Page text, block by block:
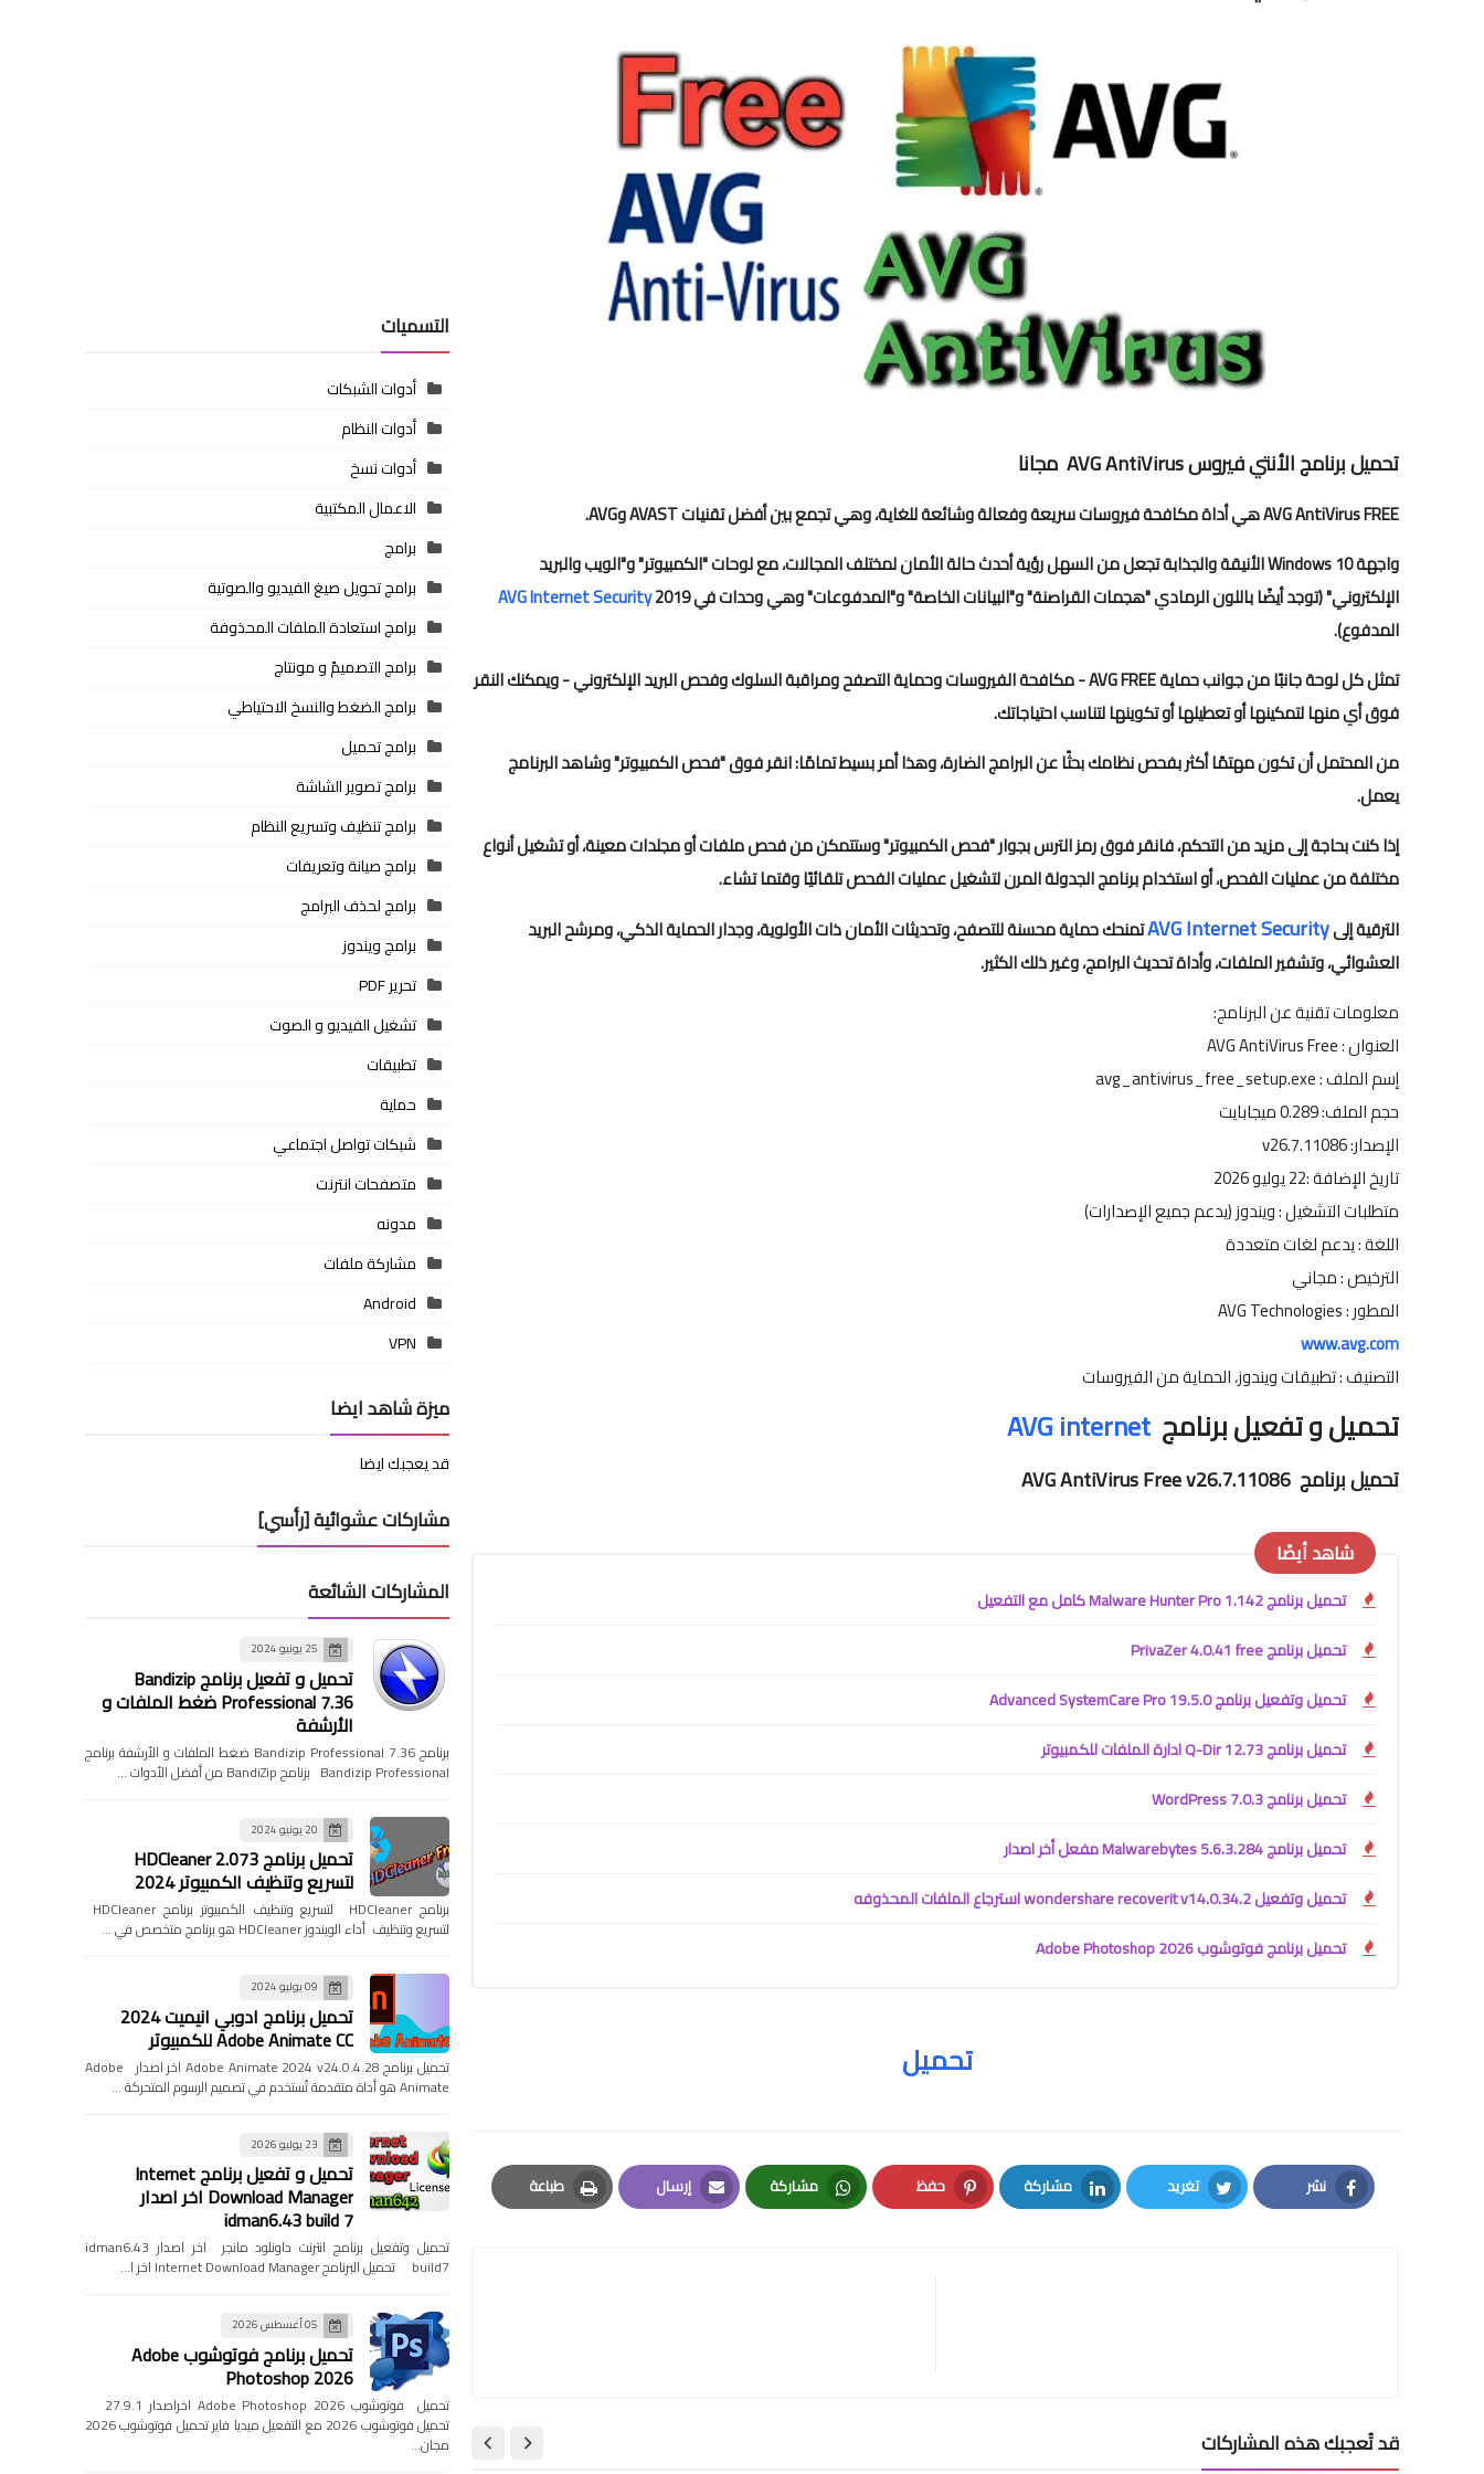
تحميل برنامج الأنتي فيروس AVG AntiVirus مجانا
AVG AntiVirus FREE هي أداة مكافحة فيروسات سريعة وفعالة وشائعة للغاية، وهي تجمع بين أفضل تقنيات AVAST وAVG.
واجهة Windows 10 الأنيقة والجذابة تجعل من السهل رؤية أحدث حالة الأمان لمختلف المجالات، مع لوحات "الكمبيوتر" و"الويب والبريد
الإلكتروني" (توجد أيضًا باللون الرمادي "هجمات القراصنة" و"البيانات الخاصة" و"المدفوعات" وهي وحدات في
AVG Internet Security2019
المدفوع).
تمثل كل لوحة جانبًا من جوانب حماية AVG FREE - مكافحة الفيروسات وحماية التصفح ومراقبة السلوك وفحص البريد الإلكتروني - ويمكنك النقر
فوق أي منها لتمكينها أو تعطيلها أو تكوينها لتناسب احتياجاتك.
من المحتمل أن تكون مهتمًا أكثر بفحص نظامك بحثًا عن البرامج الضارة، وهذا أمر بسيط تمامًا: انقر فوق "فحص الكمبيوتر" وشاهد البرنامج
يعمل.
إذا كنت بحاجة إلى مزيد من التحكم، فانقر فوق رمز الترس بجوار "فحص الكمبيوتر" وستتمكن من فحص ملفات أو مجلدات معينة، أو تشغيل أنواع
مختلفة من عمليات الفحص، أو استخدام برنامج الجدولة المرن لتشغيل عمليات الفحص تلقائيًا وقتما تشاء.
الترقية إلىAVG Internet Securityتمنحك حماية محسنة للتصفح، وتحديثات الأمان ذات الأولوية، وجدار الحماية الذكي، ومرشح البريد
العشوائي، وتشفير الملفات، وأداة تحديث البرامج، وغير ذلك الكثير.
معلومات تقنية عن البرنامج:
العنوان : AVG AntiVirus Free
إسم الملف : avg_antivirus_free_setup.exe
حجم الملف: 0.289 ميجابايت
الإصدار: v26.7.11086
تاريخ الإضافة :22 يوليو 2026
متطلبات التشغيل : ويندوز (يدعم جميع الإصدارات)
اللغة : يدعم لغات متعددة
الترخيص : مجاني
المطور : AVG Technologies
www.avg.com
التصنيف : تطبيقات ويندوز، الحماية من الفيروسات
تحميل و تفعيل برنامجAVG internet
تحميل برنامج AVG AntiVirus Free v26.7.11086
شاهد أيضًا
تحميل برنامج Malware Hunter Pro 1.142 كامل مع التفعيل
تحميل برنامج PrivaZer 4.0.41 free
تحميل وتفعيل برنامج Advanced SystemCare Pro 19.5.0
تحميل برنامج Q-Dir 12.73 ادارة الملفات للكمبيوتر
تحميل برنامج WordPress 7.0.3
تحميل برنامج Malwarebytes 5.6.3.284 مفعل أخر اصدار
تحميل وتفعيل wondershare recoverit v14.0.34.2 استرجاع الملفات المحذوفه
تحميل برنامج فوتوشوب Adobe Photoshop 2026
تحميل
نشر
Facebook
تغريد
Twitter
مشاركة
LinkedIn
حفظ
Pinterest
مشاركة
Whatsapp
إرسال
Email
طباعة
Print
قد تُعجبك هذه المشاركات
التسميات
أدوات الشبكات
أدوات النظام
أدوات نسخ
الاعمال المكتبية
برامج
برامج تحويل صيغ الفيديو والصوتية
برامج استعادة الملفات المحذوفة
برامج التصميمً و مونتاج
برامج الضغط والنسخ الاحتياطي
برامج تحميل
برامج تصوير الشاشة
برامج تنظيف وتسريع النظام
برامج صيانة وتعريفات
برامج لحذف البرامج
برامج ويندوز
تحرير PDF
تشغيل الفيديو و الصوت
تطبيقات
حماية
شبكات تواصل اجتماعي
متصفحات انترنت
مدونه
مشاركة ملفات
Android
VPN
ميزة شاهد ايضا
قد يعجبك ايضا
مشاركات عشوائية [رأسي]
المشاركات الشائعة
25 يونيو 2024
تحميل و تفعيل برنامج Bandizip
Professional 7.36 ضغط الملفات و
الأرشفة
برنامج Bandizip Professional 7.36 ضغط الملفات و الأرشفة برنامج
Bandizip Professional برنامج BandiZip من أفضل الأدوات …
20 يونيو 2024
تحميل برنامج HDCleaner 2.073
لتسريع وتنظيف الكمبيوتر 2024
لتسريع وتنظيف أداء الويندوز HDCleaner هو برنامج متخصص في …
09 يوليو 2024
تحميل برنامج ادوبي انيميت 2024
Adobe Animate CC للكمبيوتر
تحميل برنامج Adobe Animate 2024 v24.0.4.28 اخر اصدار Adobe
Animate هو أداة متقدمة تُستخدم في تصميم الرسوم المتحركة …
23 يوليو 2026
تحميل و تفعيل برنامج Internet
Download Manager اخر اصدار
idman6.43 build 7
تحميل وتفعيل برنامج انترنت داونلود مانجر اخر اصدار idman6.43
build7 تحميل البرنامج Internet Download Manager اخر ا…
05 أغسطس 2026
تحميل برنامج فوتوشوب Adobe
Photoshop 2026
تحميل فوتوشوب 2026 مع التفعيل ميديا فاير تحميل فوتوشوب 2026
مجان…